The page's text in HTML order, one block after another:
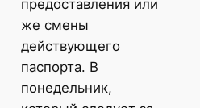
предоставления или
же смены
действующего
паспорта. В
понедельник,